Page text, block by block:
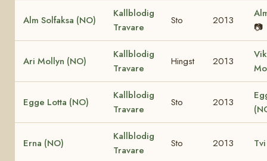
Alm Solfaksa (NO)
Kallblodig
Travare
Sto 2013
📷
Ari Mollyn (NO)
Kallblodig
Travare
Hingst 2013
Egge Lotta (NO)
Kallblodig
Travare
Sto 2013
Erna (NO)
Kallblodig
Travare
Sto 2013